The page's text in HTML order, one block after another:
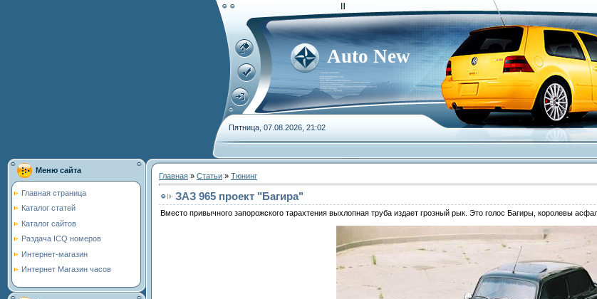
Auto New
Пятница, 07.08.2026, 21:02
Меню сайта
Главная страница
Каталог статей
Каталог сайтов
Раздача ICQ номеров
Интернет-магазин
Интернет Магазин часов
Главная » Статьи » Тюнинг
ЗАЗ 965 проект "Багира"
Вместо привычного запорожского тарахтения выхлопная труба издает грозный рык. Это голос Багиры, королевы